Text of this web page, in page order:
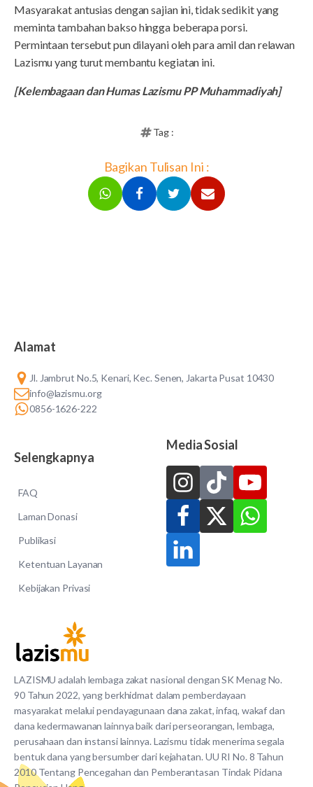
Masyarakat antusias dengan sajian ini, tidak sedikit yang
meminta tambahan bakso hingga beberapa porsi.
Permintaan tersebut pun dilayani oleh para amil dan relawan
Lazismu yang turut membantu kegiatan ini.
[Kelembagaan dan Humas Lazismu PP Muhammadiyah]
Tag :
Bagikan Tulisan Ini :
LAZISMU adalah lembaga zakat nasional dengan SK Menag No.
90 Tahun 2022, yang berkhidmat dalam pemberdayaan
masyarakat melalui pendayagunaan dana zakat, infaq, wakaf dan
dana kedermawanan lainnya baik dari perseorangan, lembaga,
perusahaan dan instansi lainnya. Lazismu tidak menerima segala
bentuk dana yang bersumber dari kejahatan. UU RI No. 8 Tahun
2010 Tentang Pencegahan dan Pemberantasan Tindak Pidana
Alamat
Jl. Jambrut No.5, Kenari, Kec. Senen, Jakarta Pusat 10430
info@lazismu.org
0856-1626-222
Selengkapnya
FAQ
Laman Donasi
Publikasi
Ketentuan Layanan
Kebijakan Privasi
Media Sosial